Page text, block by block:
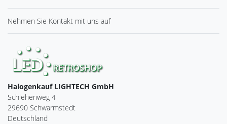
Nehmen Sie Kontakt mit uns auf
Halogenkauf LIGHTECH GmbH
Schlehenweg 4
29690 Schwarmstedt
Deutschland